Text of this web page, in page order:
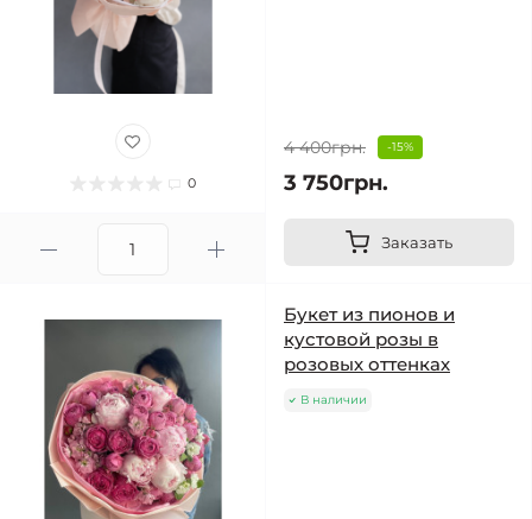
0
4 400грн. -15%
3 750грн.
Заказать
Букет из пионов и
кустовой розы в
розовых оттенках
В наличии